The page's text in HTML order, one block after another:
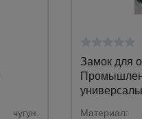
чугун.
Замок для
Материал: